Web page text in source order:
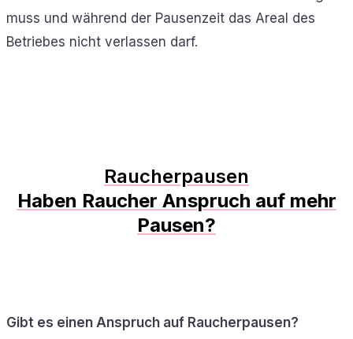
muss und während der Pausenzeit das Areal des
Betriebes nicht verlassen darf.
Raucherpausen
Haben Raucher Anspruch auf mehr
Pausen?
Gibt es einen Anspruch auf Raucherpausen?